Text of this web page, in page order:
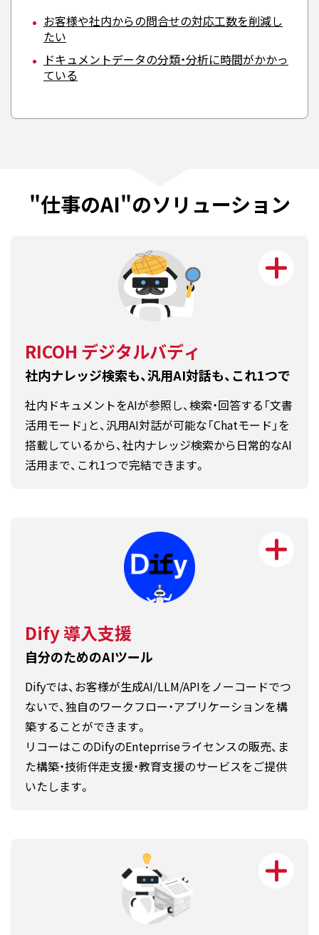
お客様や社内からの問合せの対応工数を削減し
たい
ドキュメントデータの分類・分析に時間がかかっ
ている
"仕事のAI"のソリューション
RICOH デジタルバディ
社内ナレッジ検索も、汎用AI対話も、これ1つで
社内ドキュメントをAIが参照し、検索・回答する「文書
活用モード」と、汎用AI対話が可能な「Chatモード」を
搭載しているから、社内ナレッジ検索から日常的なAI
活用まで、これ1つで完結できます。
Dify 導入支援
自分のためのAIツール
Difyでは、お客様が生成AI/LLM/APIをノーコードでつ
ないで、独自のワークフロー・アプリケーションを構
築することができます。
リコーはこのDifyのEnteprriseライセンスの販売、ま
た構築・技術伴走支援・教育支援のサービスをご提供
いたします。